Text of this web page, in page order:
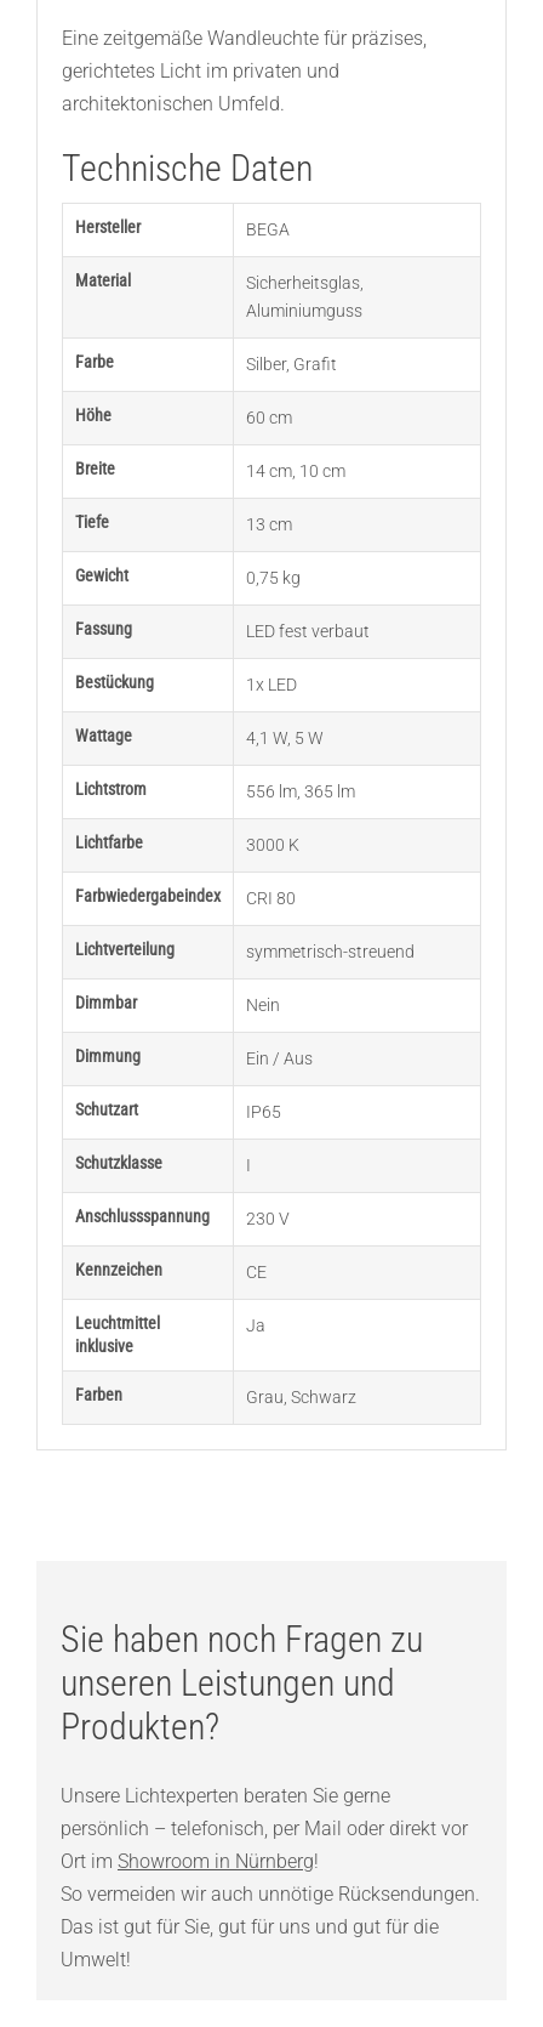
Eine zeitgemäße Wandleuchte für präzises,
gerichtetes Licht im privaten und
architektonischen Umfeld.
Technische Daten
Hersteller BEGA
Material Sicherheitsglas,
Aluminiumguss
Farbe Silber, Grafit
Höhe 60 cm
Breite 14 cm, 10 cm
Tiefe 13 cm
Gewicht 0,75 kg
Fassung LED fest verbaut
Bestückung 1x LED
Wattage 4,1 W, 5 W
Lichtstrom 556 lm, 365 lm
Lichtfarbe 3000 K
Farbwiedergabeindex CRI 80
Lichtverteilung symmetrisch-streuend
Dimmbar Nein
Dimmung Ein / Aus
Schutzart IP65
Schutzklasse I
Anschlussspannung 230 V
Kennzeichen CE
Leuchtmittel
inklusive
Ja
Farben Grau Schwarz
Sie haben noch Fragen zu
unseren Leistungen und
Produkten?
Unsere Lichtexperten beraten Sie gerne
persönlich – telefonisch, per Mail oder direkt vor
Ort im Showroom in Nürnberg!
So vermeiden wir auch unnötige Rücksendungen.
Das ist gut für Sie, gut für uns und gut für die
Umwelt!